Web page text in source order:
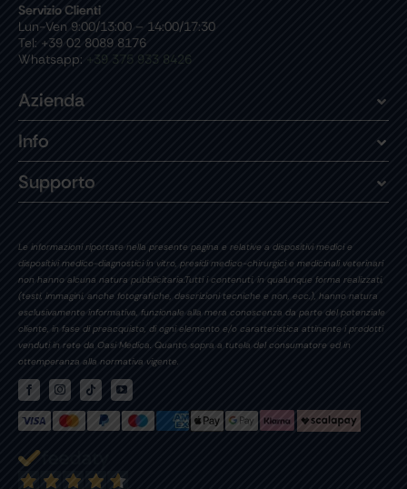
Servizio Clienti
Lun-Ven 9:00/13:00 – 14:00/17:30
Tel: +39 02 8089 8176
Whatsapp: +39 375 933 8426
Azienda
Info
Supporto
Le informazioni riportate nella presente pagina e relative a dispositivi medici e
dispositivi medico-diagnostici in vitro, presidi medico-chirurgici e medicinali veterinari
non hanno alcuna natura pubblicitaria.Tutti i contenuti, in qualunque forma realizzati,
(testi, immagini, anche fotografiche, descrizioni tecniche e non, ecc.), hanno natura
esclusivamente informativa, funzionale alla mera conoscenza da parte del potenziale
cliente, in fase di preacquisto, di ogni elemento e/o caratteristica attinente i prodotti
venduti in rete da Oasi Medica. Quanto sopra a tutela del consumatore ed in
ottemperanza alla normativa vigente.